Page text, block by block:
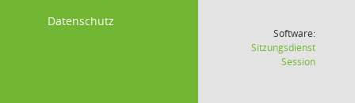
Datenschutz
Software:
Sitzungsdienst
Session(Wird in